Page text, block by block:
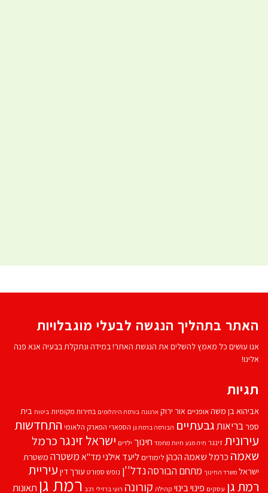
האתר בתהליך הנגשה לבעלי מוגבלויות
אנו עושים כל מאמץ להשלים את הנגשת האתר! במידה ונתקלת בבעיה אנא פנה
אלינו!
תגיות
אביהוא בן משהאופניים אור ירוק ארנונה בורסת היהלומים בחירות מקומיות ביטוח בית
ספרבריאותגבעתיים הבורסה ברמת גן הספארי הפארק הלאומי התחדשות
עירוניתזינגר חיה מנע חיות מחמד חינוך ילדים ישראל זינגרכרמל
שאמה כרמל שאמה הכהן לימודים ליעד אילנימד''אמשטרה משטרת
ישראל משרד החינוך מתחם הבורסהנדל''ן נופש ספורט עורך דין עיריית
רמת גן עסקים פינוי בינוי קהילה קורונה רועי ברזילי רכב רמת גן תאונות